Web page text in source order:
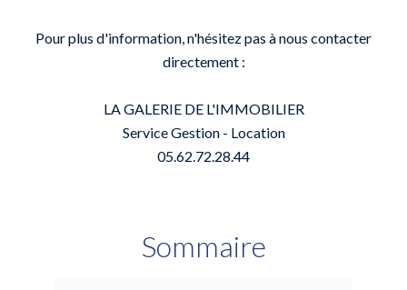
Pour plus d'information, n'hésitez pas à nous contacter
directement :
LA GALERIE DE L'IMMOBILIER
Service Gestion - Location
05.62.72.28.44
Sommaire